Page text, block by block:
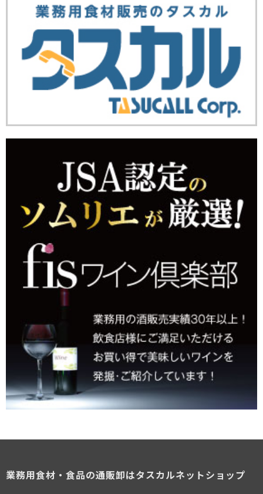
業務用食材・食品の通販卸はタスカルネットショップ